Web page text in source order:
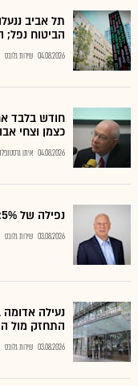
תל אביב
הביטוח נפל;
04.08.2026 שירות גלובס
חודש בלבד
כצמן וצחי אבו
04.08.2026 איתן
נפילה של 5%: למשקיעים יש מסר ברור לחיים כצמן
03.08.2026 שירות גלובס
התחזק מול
03.08.2026 שירות גלובס